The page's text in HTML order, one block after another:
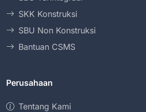
SKK Konstruksi
SBU Non Konstruksi
Bantuan CSMS
Perusahaan
Tentang Kami